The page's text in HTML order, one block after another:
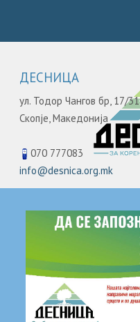
ДЕСНИЦА
ул. Тодор Чангов бр, 17/31
Скопје,Македонија
070 777083
info@desnica.org.mk